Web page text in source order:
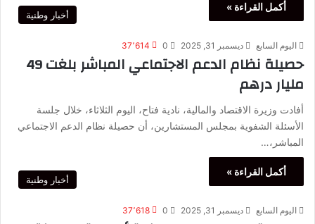
أكمل القراءة »
أخبار وطنية
اليوم السابع ديسمبر 31, 2025 0 37٬614
حصيلة نظام الدعم الاجتماعي المباشر بلغت 49
مليار درهم
أفادت وزيرة الاقتصاد والمالية، نادية فتاح، اليوم الثلاثاء، خلال جلسة
الأسئلة الشفوية بمجلس المستشارين، أن حصيلة نظام الدعم الاجتماعي
المباشر،…
أكمل القراءة »
أخبار وطنية
اليوم السابع ديسمبر 31, 2025 0 37٬618